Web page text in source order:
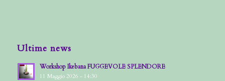
Ultime news
Workshop Ikebana FUGGEVOLE SPLENDORE
11 Maggio 2026 - 14:30